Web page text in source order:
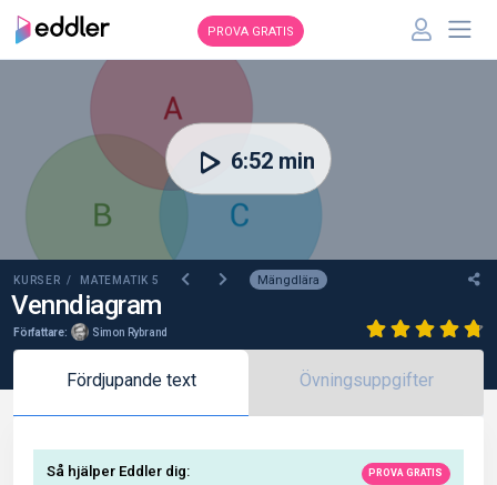
PROVA GRATIS
KURSER / MATEMATIK 5 Mängdlära
Venndiagram
Författare: Simon Rybrand
6:52 min
Fördjupande text Övningsuppgifter